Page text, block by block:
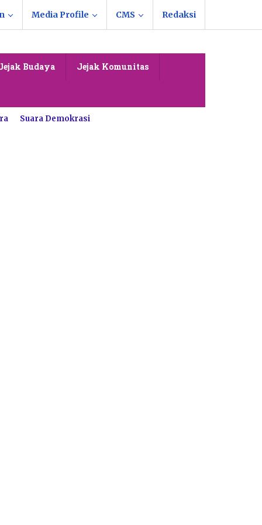
Media Profile CMS Redaksi
Budaya Jejak Komunitas
Suara Demokrasi